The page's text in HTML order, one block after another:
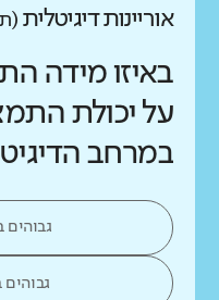
אוריינות דיגיטלית
באיזו מידה
על יכולת
במרחב